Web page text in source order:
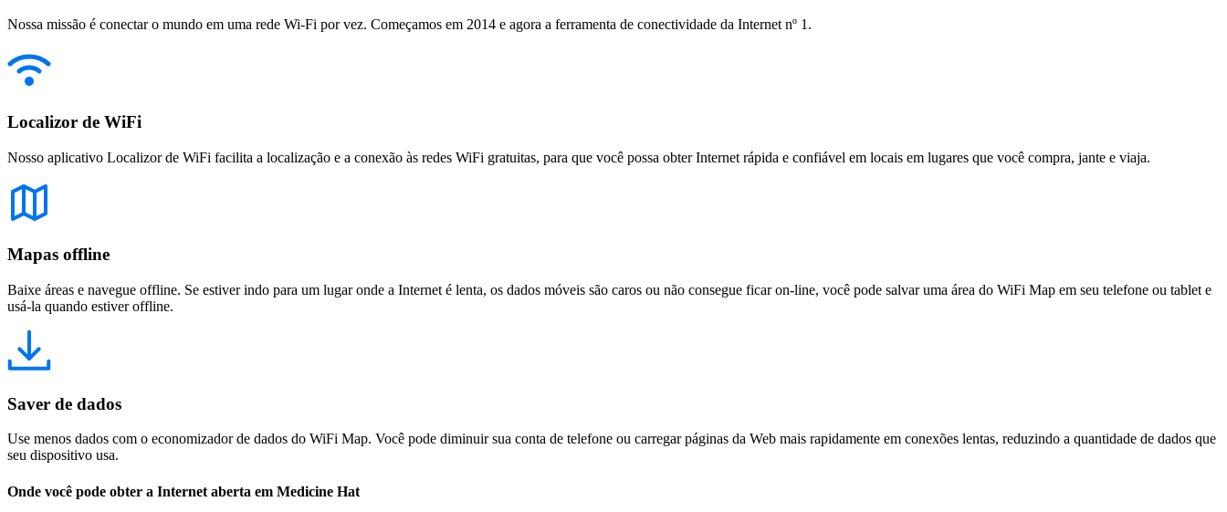
Nossa missão é conectar o mundo em uma rede Wi-Fi por vez. Começamos em 2014 e agora a ferramenta de conectividade da Internet nº 1.
Localizor de WiFi
Nosso aplicativo Localizor de WiFi facilita a localização e a conexão às redes WiFi gratuitas, para que você possa obter Internet rápida e confiável em locais em lugares que você compra, jante e viaja.
Mapas offline
Baixe áreas e navegue offline. Se estiver indo para um lugar onde a Internet é lenta, os dados móveis são caros ou não consegue ficar on-line, você pode salvar uma área do WiFi Map em seu telefone ou tablet e
usá-la quando estiver offline.
Saver de dados
Use menos dados com o economizador de dados do WiFi Map. Você pode diminuir sua conta de telefone ou carregar páginas da Web mais rapidamente em conexões lentas, reduzindo a quantidade de dados que
seu dispositivo usa.
Onde você pode obter a Internet aberta em Medicine Hat